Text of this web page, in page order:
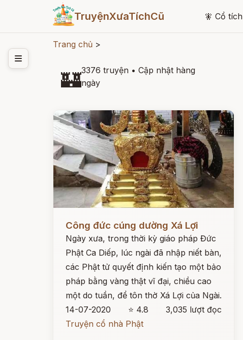
TruyệnXưaTíchCũ 🧚 Cổ tích
Trang chủ >
🏰3376 truyện • Cập nhật hàng
ngày
Công đức cúng dường Xá Lợi
Ngày xưa, trong thời kỳ giáo pháp Đức
Phật Ca Diếp, lúc ngài đã nhập niết bàn,
các Phật tử quyết định kiến tạo một bảo
pháp bằng vàng thật vĩ đại, chiều cao
một do tuần, để tôn thờ Xá Lợi của Ngài.
14-07-2020
⭐ 4.8
3,035 lượt đọc
Truyện cổ nhà Phật